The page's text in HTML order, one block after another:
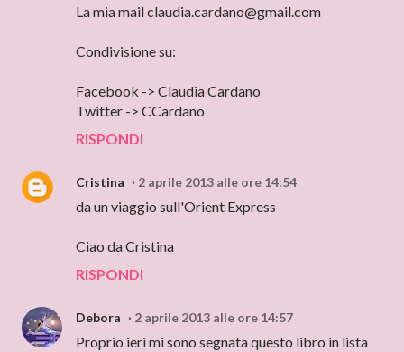
La mia mail claudia.cardano@gmail.com
Condivisione su:
Facebook -> Claudia Cardano
Twitter -> CCardano
RISPONDI
Cristina 2 aprile 2013 alle ore 14:54
da un viaggio sull'Orient Express
Ciao da Cristina
RISPONDI
Debora 2 aprile 2013 alle ore 14:57
Proprio ieri mi sono segnata questo libro in lista